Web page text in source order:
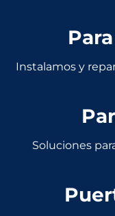
Instalamos y
Soluciones